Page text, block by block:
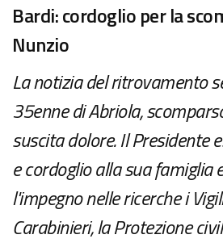
Bardi: cordoglio per la
Nunzio
La notizia del ritrovamento
35enne di Abriola,
suscita dolore. Il Presidente
e cordoglio alla sua famiglia
l'impegno nelle ricerche i
Carabinieri, la Protezione